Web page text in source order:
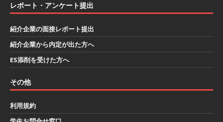
｜ 四国・関東エリアで圧倒的な存在感を誇る総
合建設会社（ゼネコン） ｜ 充実の福利厚生・資
格手当・資格取得支援制度あり ｜ 年間休日123
し 】 自動車生産に欠かせない部品を独自のノウ
レポート・アンケート提出
紹介企業の面接レポート提出
紹介企業から内定が出た方へ
ES添削を受けた方へ
その他
利用規約